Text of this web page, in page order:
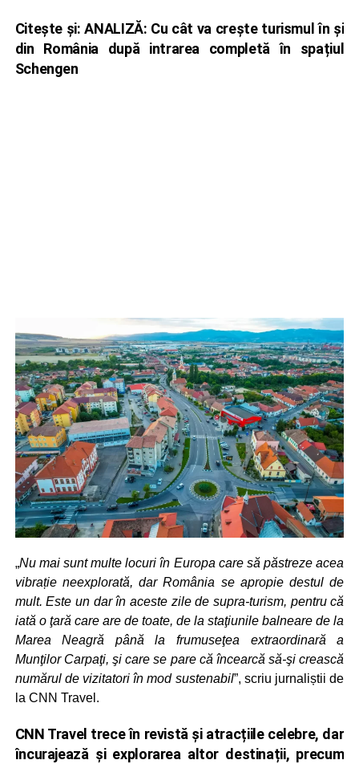
Citește și:ANALIZĂ: Cu cât va crește turismul în și
din România după intrarea completă în spațiul
Schengen
„Nu mai sunt multe locuri în Europa care să păstreze acea
vibrație neexplorată, dar România se apropie destul de
mult. Este un dar în aceste zile de supra-turism, pentru că
iată o ţară care are de toate, de la staţiunile balneare de la
Marea Neagră până la frumuseţea extraordinară a
Munţilor Carpaţi, şi care se pare că încearcă să-şi crească
numărul de vizitatori în mod sustenabil”, scriu jurnaliștii de
la CNN Travel.
CNN Travel trece în revistă și atracțiile celebre, dar
încurajează și explorarea altor destinații, precum